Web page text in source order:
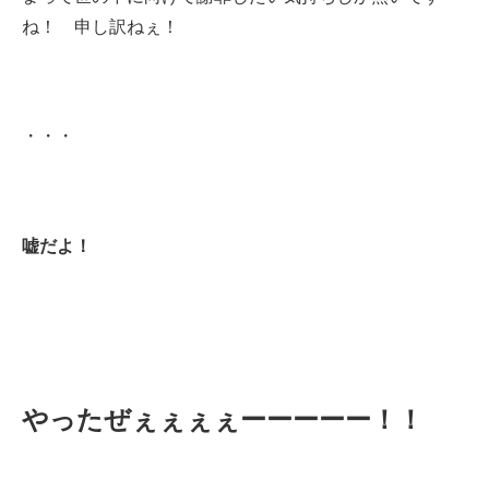
ね！ 申し訳ねぇ！
・・・
嘘だよ！
やったぜぇぇぇぇーーーーー！！